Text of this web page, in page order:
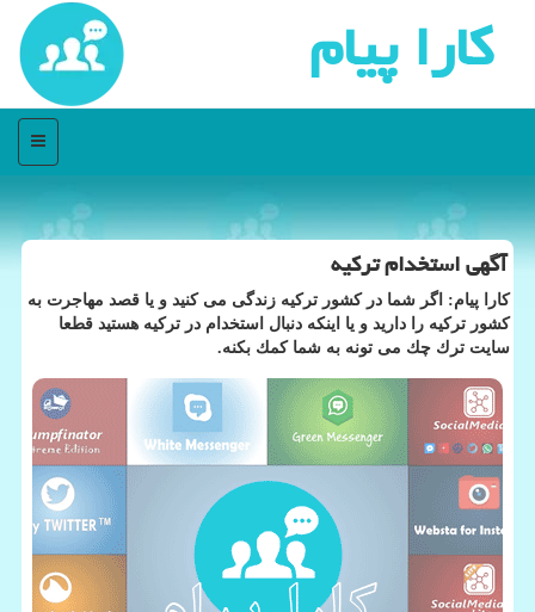
كارا پیام
منو
آگهی استخدام تركیه
كارا پیام: اگر شما در كشور تركیه زندگی می كنید و یا قصد مهاجرت به
كشور تركیه را دارید و یا اینكه دنبال استخدام در تركیه هستید قطعا
سایت ترك چك می تونه به شما كمك بكنه.